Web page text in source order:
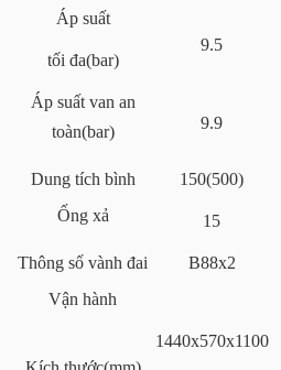
Áp suất
tối đa(bar)
9.5
Áp suất van an
toàn(bar)
9.9
Dung tích bình 150(500)
Ống xả
15
Thông số vành đai B88x2
Vận hành
1440x570x1100